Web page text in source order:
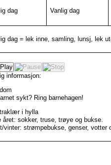
dag Vanlig dag
dag = lek inne, samling, lunsj, lek
informasjon:
sykt? Ring barnehagen!
i hylla
året: sokker, truse, trøye og bukse.
vinter: strømpebukse, genser, votter
ditt?